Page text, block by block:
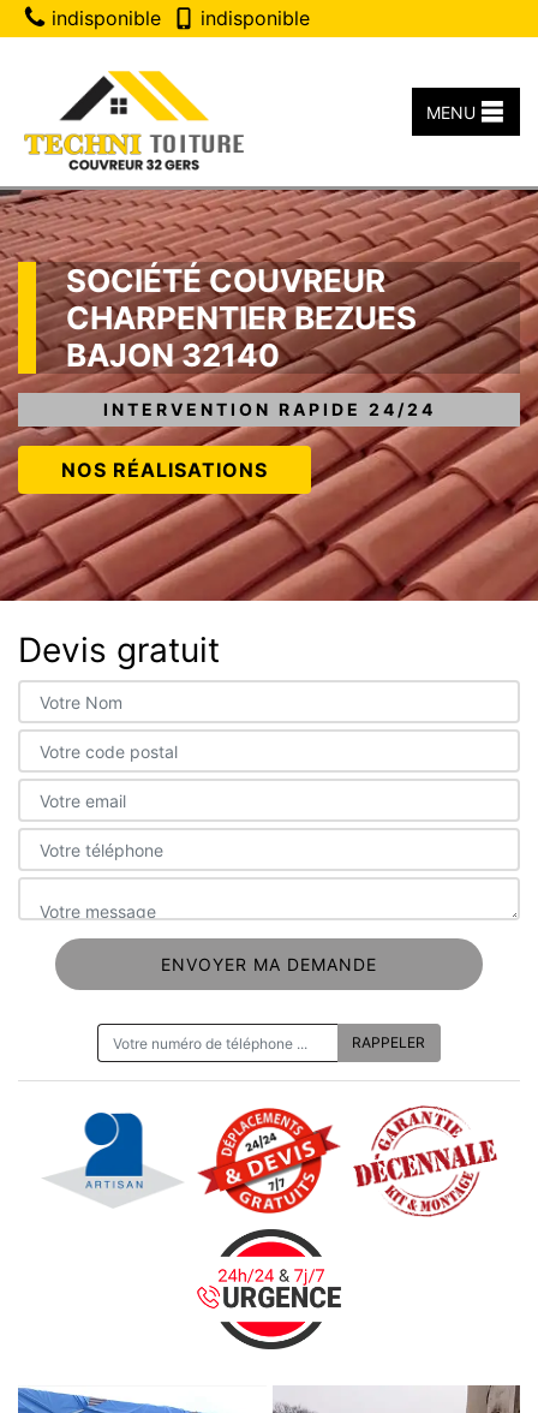
indisponible indisponible
MENU
SOCIÉTÉ COUVREUR
CHARPENTIER BEZUES
BAJON 32140
INTERVENTION RAPIDE 24/24
NOS RÉALISATIONS
Devis gratuit